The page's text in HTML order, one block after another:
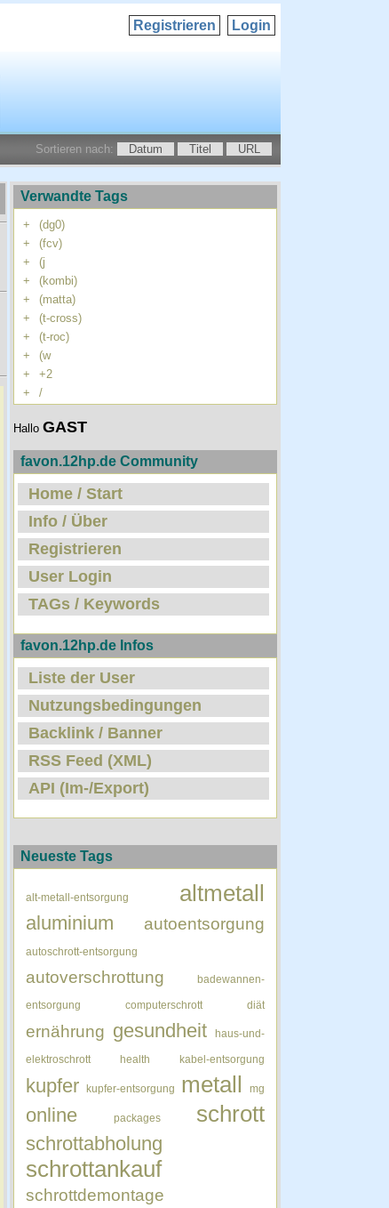
Login
Registrieren
Sortieren nach: Datum Titel URL
Verwandte Tags
+
(dg0)
+
(fcv)
+
(j
+
(kombi)
+
(matta)
+
(t-cross)
+
(t-roc)
+
(w
+
+2
+
/
Hallo GAST
favon.12hp.de Community
Home / Start
Info / Über
Registrieren
User Login
TAGs / Keywords
favon.12hp.de Infos
Liste der User
Nutzungsbedingungen
Backlink / Banner
RSS Feed (XML)
API (Im-/Export)
Neueste Tags
alt-metall-entsorgung altmetall
aluminium autoentsorgung
autoschrott-entsorgung
autoverschrottung badewannen-
entsorgung computerschrott diät
ernährung gesundheit haus-und-
elektroschrott health kabel-entsorgung
kupfer kupfer-entsorgung metall mg
online packages schrott
schrottabholung
schrottankauf
schrottdemontage